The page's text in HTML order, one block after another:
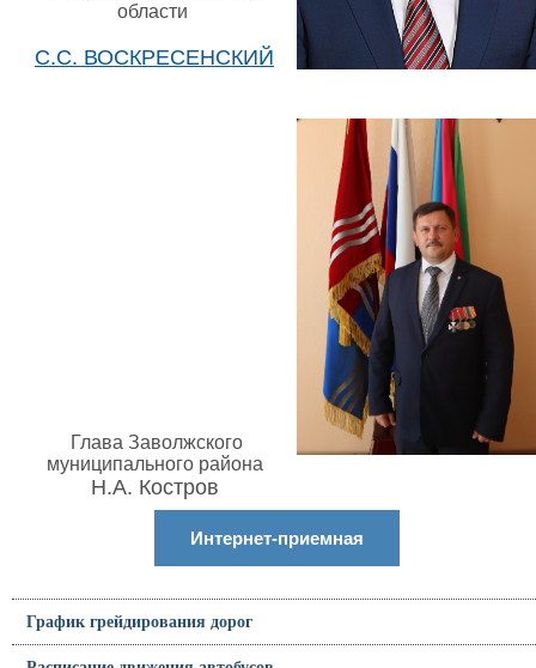
области
С.С. ВОСКРЕСЕНСКИЙ
Глава Заволжского
муниципального района
Н.А. Костров
Интернет-приемная
График грейдирования дорог